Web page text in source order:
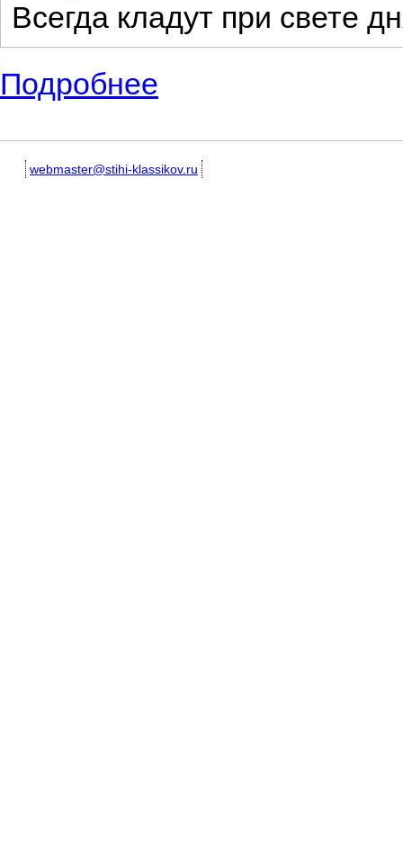
Всегда кладут при свете
Подробнее
webmaster@stihi-klassikov.ru